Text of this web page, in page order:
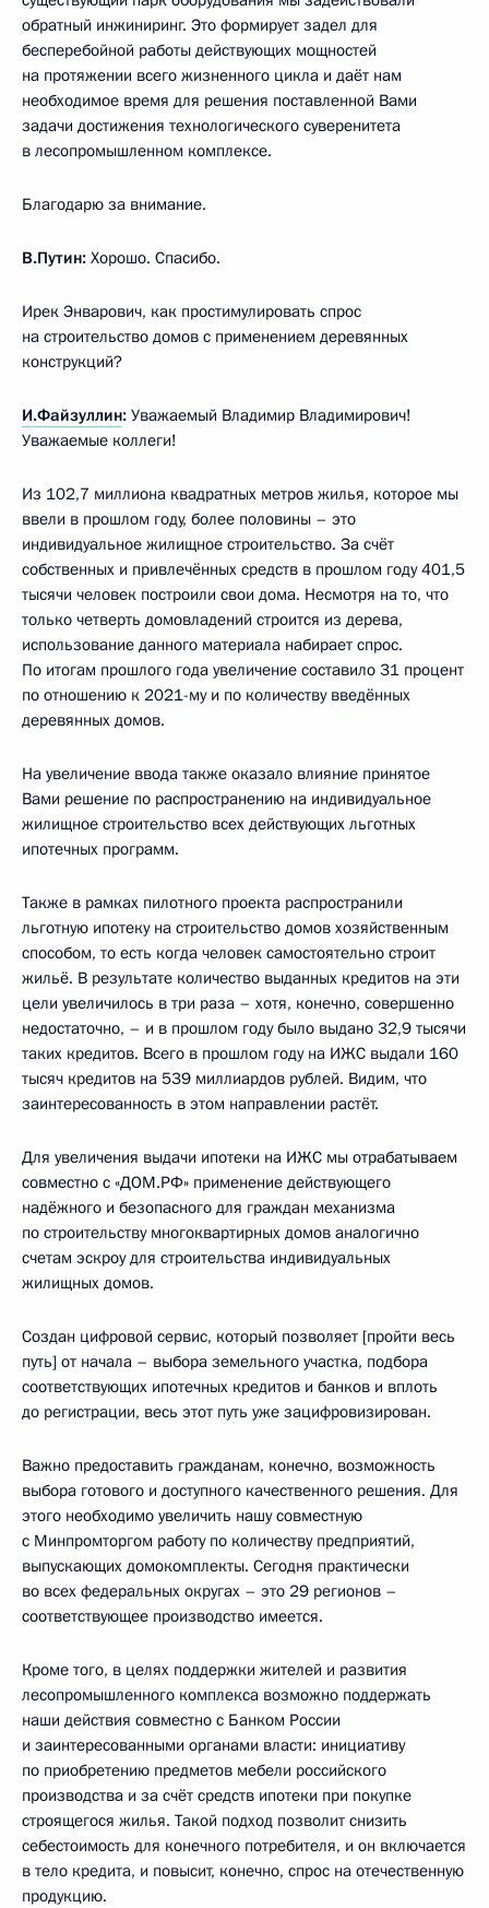
обратный инжиниринг. Это формирует задел для
бесперебойной работы действующих мощностей
на протяжении всего жизненного цикла и даёт нам
необходимое время для решения поставленной Вами
задачи достижения технологического суверенитета
в лесопромышленном комплексе.
Благодарю за внимание.
В.Путин: Хорошо. Спасибо.
Ирек Энварович, как простимулировать спрос
на строительство домов с применением деревянных
конструкций?
И.Файзуллин: Уважаемый Владимир Владимирович!
Уважаемые коллеги!
Из 102,7 миллиона квадратных метров жилья, которое мы
ввели в прошлом году, более половины – это
индивидуальное жилищное строительство. За счёт
собственных и привлечённых средств в прошлом году 401,5
тысячи человек построили свои дома. Несмотря на то, что
только четверть домовладений строится из дерева,
использование данного материала набирает спрос.
По итогам прошлого года увеличение составило 31 процент
по отношению к 2021-му и по количеству введённых
деревянных домов.
На увеличение ввода также оказало влияние принятое
Вами решение по распространению на индивидуальное
жилищное строительство всех действующих льготных
ипотечных программ.
Также в рамках пилотного проекта распространили
льготную ипотеку на строительство домов хозяйственным
способом, то есть когда человек самостоятельно строит
жильё. В результате количество выданных кредитов на эти
цели увеличилось в три раза – хотя, конечно, совершенно
недостаточно, – и в прошлом году было выдано 32,9 тысячи
таких кредитов. Всего в прошлом году на ИЖС выдали 160
тысяч кредитов на 539 миллиардов рублей. Видим, что
заинтересованность в этом направлении растёт.
Для увеличения выдачи ипотеки на ИЖС мы отрабатываем
совместно с «ДОМ.РФ» применение действующего
надёжного и безопасного для граждан механизма
по строительству многоквартирных домов аналогично
счетам эскроу для строительства индивидуальных
жилищных домов.
Создан цифровой сервис, который позволяет [пройти весь
путь] от начала – выбора земельного участка, подбора
соответствующих ипотечных кредитов и банков и вплоть
до регистрации, весь этот путь уже зацифровизирован.
Важно предоставить гражданам, конечно, возможность
выбора готового и доступного качественного решения. Для
этого необходимо увеличить нашу совместную
с Минпромторгом работу по количеству предприятий,
выпускающих домокомплекты. Сегодня практически
во всех федеральных округах – это 29 регионов –
соответствующее производство имеется.
Кроме того, в целях поддержки жителей и развития
лесопромышленного комплекса возможно поддержать
наши действия совместно с Банком России
и заинтересованными органами власти: инициативу
по приобретению предметов мебели российского
производства и за счёт средств ипотеки при покупке
строящегося жилья. Такой подход позволит снизить
себестоимость для конечного потребителя, и он включается
в тело кредита, и повысит, конечно, спрос на отечественную
продукцию.